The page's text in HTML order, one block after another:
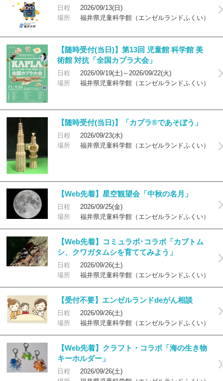
日程
2026/09/13(日)
場所
福井県児童科学館（エンゼルランドふくい）
【随時受付(当日)】第13回 児童館 科学館 美
術館 対抗「全国カプラ大会」
日程
2026/09/19(土)～2026/09/22(火)
場所
福井県児童科学館（エンゼルランドふくい）
【随時受付(当日)】「カプラ®であそぼう」
日程
2026/09/23(水)
場所
福井県児童科学館（エンゼルランドふくい）
【Web先着】星空観望会「中秋の名月」
日程
2026/09/25(金)
場所
福井県児童科学館（エンゼルランドふくい）
【Web先着】コミュラボ･コラボ「カブトム
シ、クワガタムシを育ててみよう」
日程
2026/09/26(土)
場所
福井県児童科学館（エンゼルランドふくい）
【受付不要】エンゼルランドdeがん相談
日程
2026/09/26(土)
場所
福井県児童科学館（エンゼルランドふくい）
【Web先着】クラフト・コラボ「海の生き物
キーホルダー」
日程
2026/09/26(土)